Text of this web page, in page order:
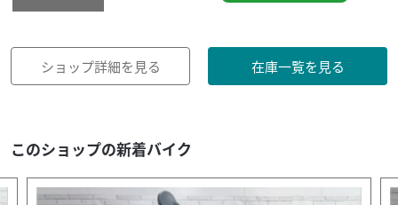
ショップ詳細を見る 在庫一覧を見る
このショップの新着バイク